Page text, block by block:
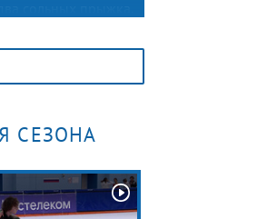
по системе
из 12
в следующий
Дикиджи.
СЕЗОНА